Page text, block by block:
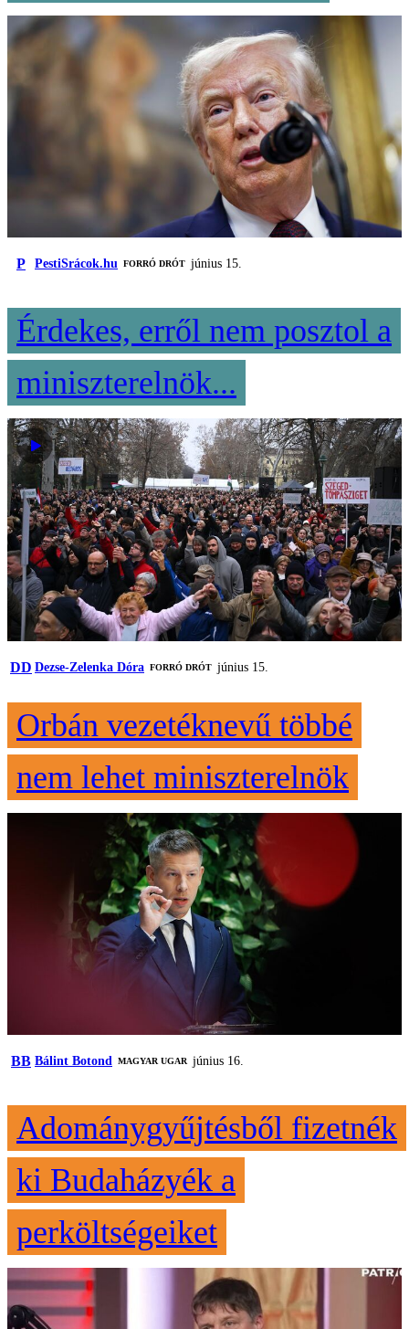
P PestiSrácok.hu FORRÓ DRÓT június 15.
Érdekes, erről nem posztol a
miniszterelnök...
DD Dezse-Zelenka Dóra FORRÓ DRÓT június 15.
Orbán vezetéknevű többé
nem lehet miniszterelnök
BB Bálint Botond MAGYAR UGAR június 16.
Adománygyűjtésből fizetnék
ki Budaházyék a
perköltségeiket